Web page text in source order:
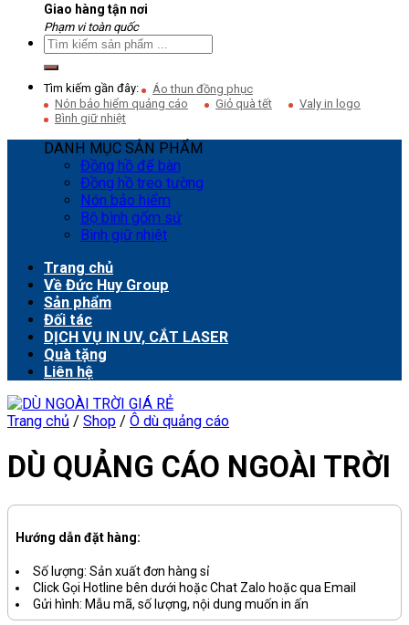
Giao hàng tận nơi
Phạm vi toàn quốc
Tìm kiếm gần đây:
Áo thun đồng phục
Nón bảo hiểm quảng cáo
Giỏ quà tết
Valy in logo
Bình giữ nhiệt
DANH MỤC SẢN PHẨM
Đồng hồ để bàn
Đồng hồ treo tường
Nón bảo hiểm
Bộ bình gốm sứ
Bình giữ nhiệt
Trang chủ
Về Đức Huy Group
Sản phẩm
Đối tác
DỊCH VỤ IN UV, CẮT LASER
Quà tặng
Liên hệ
Trang chủ / Shop / Ô dù quảng cáo
DÙ QUẢNG CÁO NGOÀI TRỜI
Hướng dẫn đặt hàng:
Số lượng: Sản xuất đơn hàng sỉ
Click Gọi Hotline bên dưới hoặc Chat Zalo hoặc qua Email
Gửi hình: Mẫu mã, số lượng, nội dung muốn in ấn